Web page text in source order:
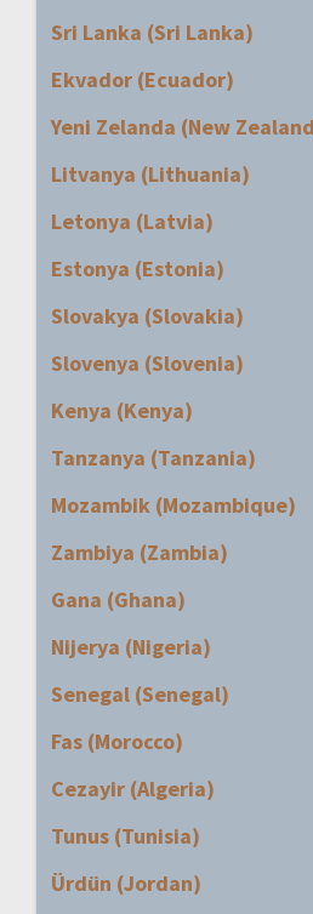
Sri Lanka (Sri Lanka)
Ekvador (Ecuador)
Yeni Zelanda (New
Litvanya (Lithuania)
Letonya (Latvia)
Estonya (Estonia)
Slovakya (Slovakia)
Slovenya (Slovenia)
Kenya (Kenya)
Tanzanya (Tanzania)
Mozambik (Mozambique)
Zambiya (Zambia)
Gana (Ghana)
Nijerya (Nigeria)
Senegal (Senegal)
Fas (Morocco)
Cezayir (Algeria)
Tunus (Tunisia)
Ürdün (Jordan)